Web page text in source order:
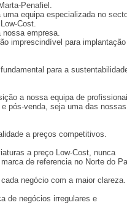
Penafiel.
equipa especializada no
Cost.
nossa empresa.
imprescindível para
para a
a nossa equipa de
pós-venda, seja uma das nossas
a preços competitivos.
a preço Low-Cost, nunca
de referencia no Norte do
negócio com a maior clareza.
de negócios irregulares e